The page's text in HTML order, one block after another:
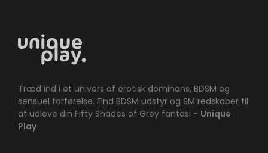
Træd ind i et univers af erotisk dominans, BDSM og
sensuel forførelse. Find BDSM udstyr og SM redskaber til
at udleve din Fifty Shades of Grey fantasi - Unique
Play